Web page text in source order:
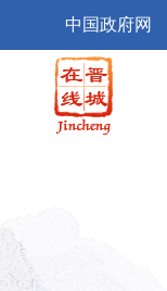
中国政府网